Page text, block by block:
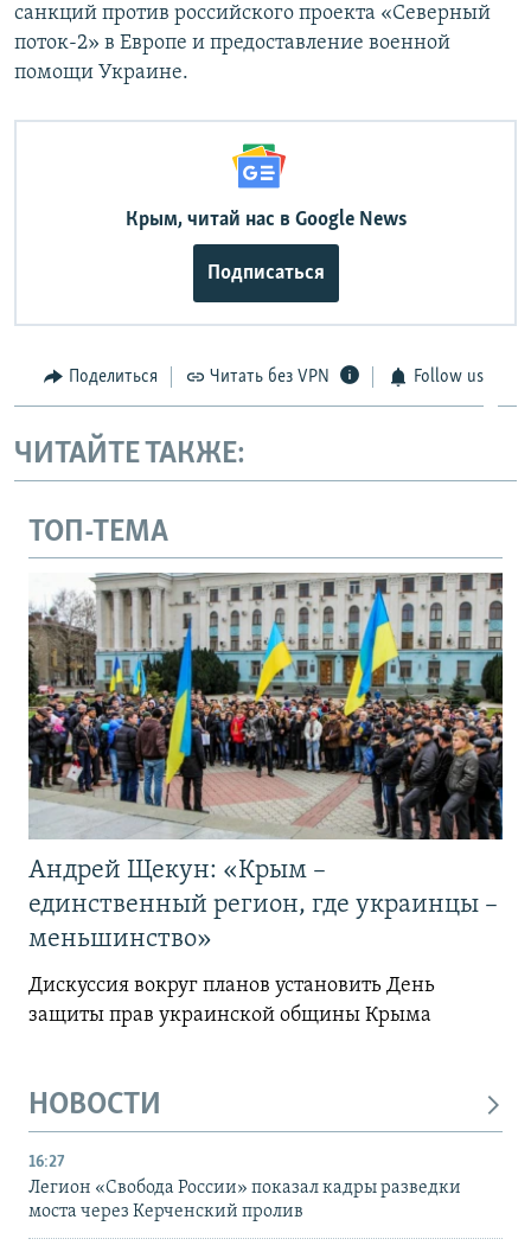
санкций против российского проекта «Северный
поток-2» в Европе и предоставление военной
помощи Украине.
Крым, читай нас в Google News
Подписаться
Поделиться Читать без VPN Follow us
ЧИТАЙТЕ ТАКЖЕ:
ТОП-ТЕМА
Андрей Щекун: «Крым –
единственный регион, где украинцы –
меньшинство»
Дискуссия вокруг планов установить День
защиты прав украинской общины Крыма
НОВОСТИ
16:27
Легион «Свобода России» показал кадры разведки
моста через Керченский пролив